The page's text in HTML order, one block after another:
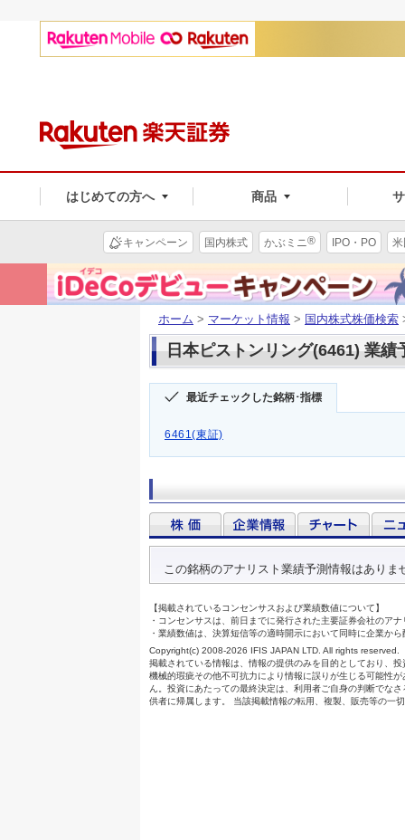
はじめての方へ 商品
キャンペーン 国内株式 かぶミニ® IPO・PO
ホーム > マーケット情報 > 国内株式株価検索
日本ピストンリング(6461) 業績
最近チェックした銘柄･指標
6461(東証)